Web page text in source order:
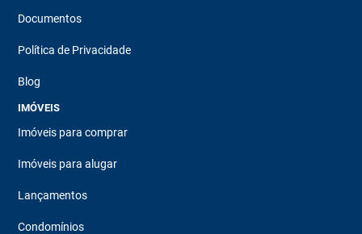
Documentos
Política de Privacidade
Blog
IMÓVEIS
Imóveis para comprar
Imóveis para alugar
Lançamentos
Condomínios